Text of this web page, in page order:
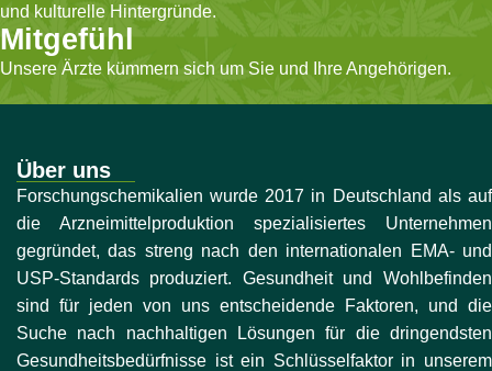
und kulturelle Hintergründe.
Mitgefühl
Unsere Ärzte kümmern sich um Sie und Ihre Angehörigen.
Über uns
Forschungschemikalien wurde 2017 in Deutschland als auf
die Arzneimittelproduktion spezialisiertes Unternehmen
gegründet, das streng nach den internationalen EMA- und
USP-Standards produziert. Gesundheit und Wohlbefinden
sind für jeden von uns entscheidende Faktoren, und die
Suche nach nachhaltigen Lösungen für die dringendsten
Gesundheitsbedürfnisse ist ein Schlüsselfaktor in unserem